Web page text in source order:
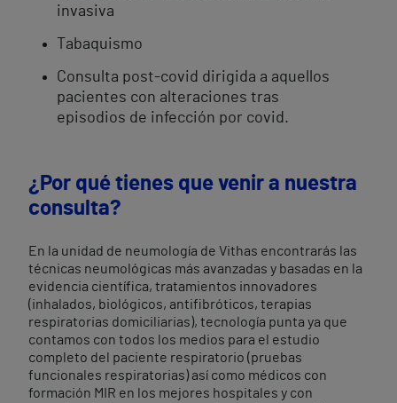
invasiva
Tabaquismo
Consulta post-covid dirigida a aquellos
pacientes con alteraciones tras
episodios de infección por covid.
¿Por qué tienes que venir a nuestra
consulta?
En la unidad de neumología de Vithas encontrarás las
técnicas neumológicas más avanzadas y basadas en la
evidencia científica, tratamientos innovadores
(inhalados, biológicos, antifibróticos, terapias
respiratorias domiciliarias), tecnología punta ya que
contamos con todos los medios para el estudio
completo del paciente respiratorio (pruebas
funcionales respiratorias) así como médicos con
formación MIR en los mejores hospitales y con